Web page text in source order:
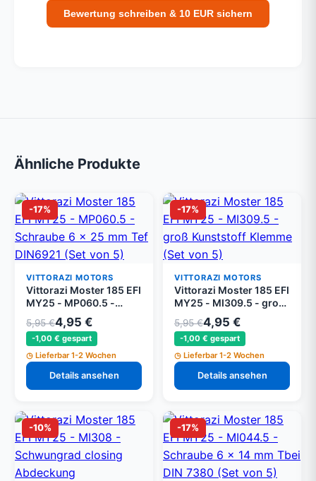
Bewertung schreiben & 10 EUR sichern
Ähnliche Produkte
-17%
VITTORAZI MOTORS
Vittorazi Moster 185 EFI
MY25 - MP060.5 -
Schraube 6 x 25 mm Tef
DIN6921 (Set von 5)
5,95 €4,95 €
-1,00 € gespart
Lieferbar 1-2 Wochen
Details ansehen
-17%
VITTORAZI MOTORS
Vittorazi Moster 185 EFI
MY25 - MI309.5 - groß
Kunststoff Klemme (Set
von 5)
5,95 €4,95 €
-1,00 € gespart
Lieferbar 1-2 Wochen
Details ansehen
-10% -17%